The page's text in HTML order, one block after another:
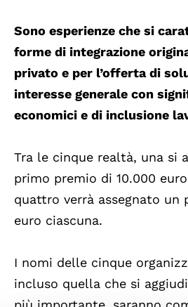
Sono esperienze che si
forme di integrazione
privato e per l’offerta di
interesse generale con
economici e di inclusione
Tra le cinque realtà, una si
primo premio di 10.000
quattro verrà assegnato un
euro ciascuna.
I nomi delle cinque
incluso quella che si